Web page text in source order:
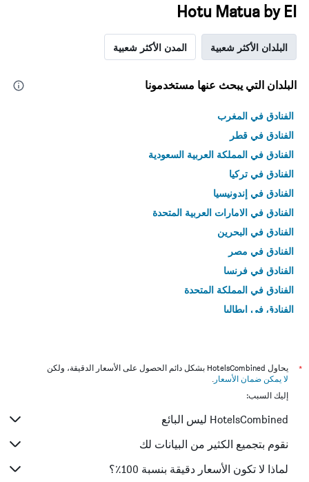
Hotu Matua by EI
البلدان الأكثر شعبية المدن الأكثر شعبية
البلدان التي يبحث عنها مستخدمونا
الفنادق في المغرب
الفنادق في قطر
الفنادق في المملكة العربية السعودية
الفنادق في تركيا
الفنادق في إندونيسيا
الفنادق في الامارات العربية المتحدة
الفنادق في البحرين
الفنادق في مصر
الفنادق في فرنسا
الفنادق في المملكة المتحدة
الفنادق في إيطاليا
*
يحاول HotelsCombined بشكل دائم الحصول على الأسعار الدقيقة، ولكن
لا يمكن ضمان الأسعار .
إليك السبب:
HotelsCombined ليس البائع
نقوم بتجميع الكثير من البيانات لك
لماذا لا تكون الأسعار دقيقة بنسبة 100٪؟